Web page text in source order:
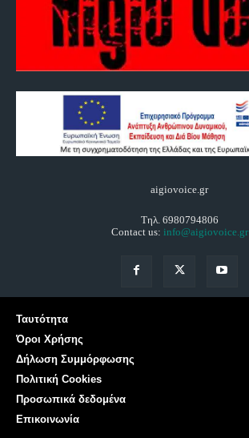
aigiovoice.gr
Τηλ. 6980794806
Contact us: info@aigiovoice.gr
Ταυτότητα
Όροι Χρήσης
Δήλωση Συμμόρφωσης
Πολιτική Cookies
Προσωπικά δεδομένα
Επικοινωνία